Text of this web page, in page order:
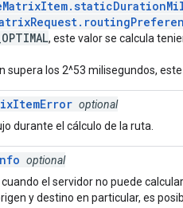
, este valor se calcula
supera los 2^53 milisegundos,
optional
durante el cálculo de la ruta.
optional
cuando el servidor no puede
y destino en particular, es